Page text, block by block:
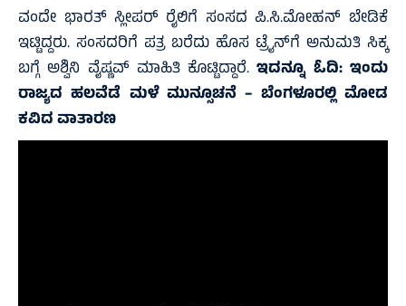
ವಂದೇ ಭಾರತ್ ಸ್ಲೀಪರ್ ರೈಲಿಗೆ ಸಂಸದ ಪಿ.ಸಿ.ಮೋಹನ್ ಬೇಡಿಕೆ
ಇಟ್ಟಿದ್ದರು. ಸಂಸದರಿಗೆ ಪತ್ರ ಬರೆದು ಹೊಸ ಟ್ರೈನ್‌ಗೆ ಅನುಮತಿ ಸಿಕ್ಕ
ಬಗ್ಗೆ ಅಶ್ವಿನಿ ವೈಷ್ಣವ್ ಮಾಹಿತಿ ಕೊಟ್ಟಿದ್ದಾರೆ. ಇದನ್ನೂ ಓದಿ:ಇಂದು
ರಾಜ್ಯದ ಹಲವೆಡೆ ಮಳೆ ಮುನ್ಸೂಚನೆ – ಬೆಂಗಳೂರಲ್ಲಿ ಮೋಡ
ಕವಿದ ವಾತಾರಣ